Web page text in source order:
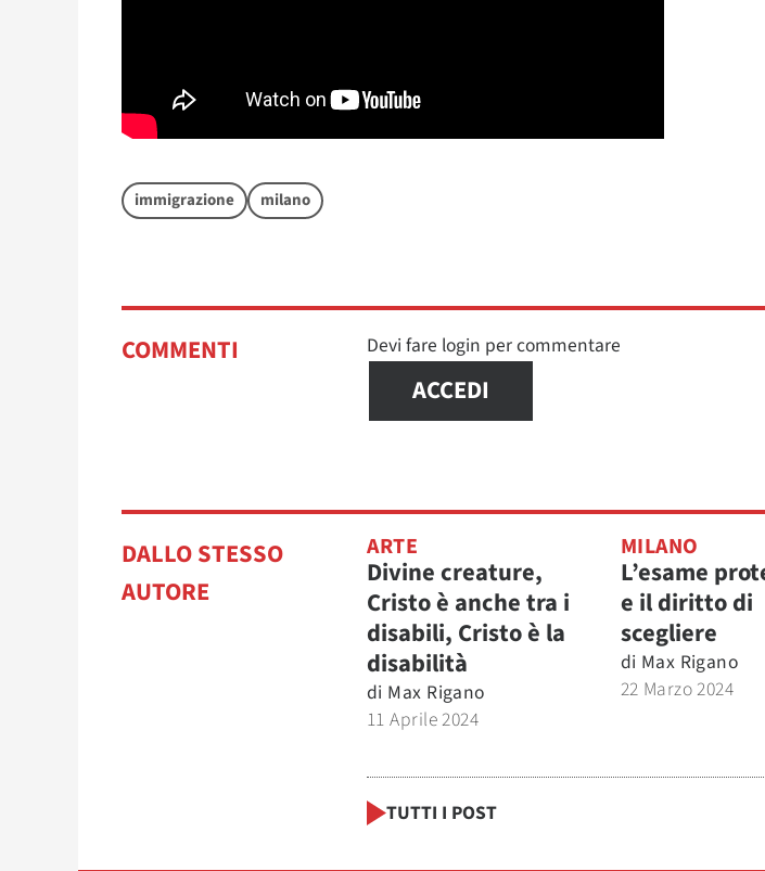
immigrazione milano
COMMENTI Devi fare login per commentare
ACCEDI
DALLO STESSO
AUTORE
ARTE
Divine creature,
Cristo è anche tra i
disabili, Cristo è la
disabilità
di Max Rigano
11 Aprile 2024
MILANO
L’esame
e il diritto di
scegliere
di Max Rigano
22 Marzo 2024
TUTTI I POST